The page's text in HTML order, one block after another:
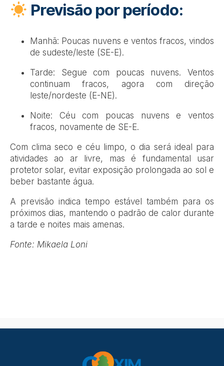
Previsão por período:
Manhã: Poucas nuvens e ventos fracos, vindos
de sudeste/leste (SE-E).
Tarde: Segue com poucas nuvens. Ventos
continuam fracos, agora com direção
leste/nordeste (E-NE).
Noite: Céu com poucas nuvens e ventos
fracos, novamente de SE-E.
Com clima seco e céu limpo, o dia será ideal para
atividades ao ar livre, mas é fundamental usar
protetor solar, evitar exposição prolongada ao sol e
beber bastante água.
A previsão indica tempo estável também para os
próximos dias, mantendo o padrão de calor durante
a tarde e noites mais amenas.
Fonte: Mikaela Loni